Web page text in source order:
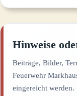
Hinweise
Beiträge, Bilder,
Feuerwehr
eingereicht werden.